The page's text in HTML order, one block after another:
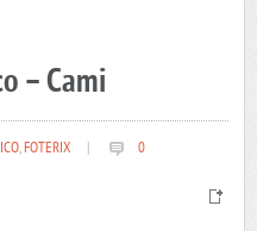
– Cami
,FOTERIX 0